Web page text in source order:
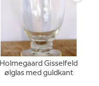
Holmegaard Gisselfeld
ølglas med guldkant